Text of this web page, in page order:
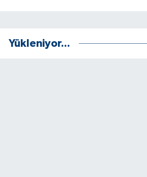
Yükleniyor...